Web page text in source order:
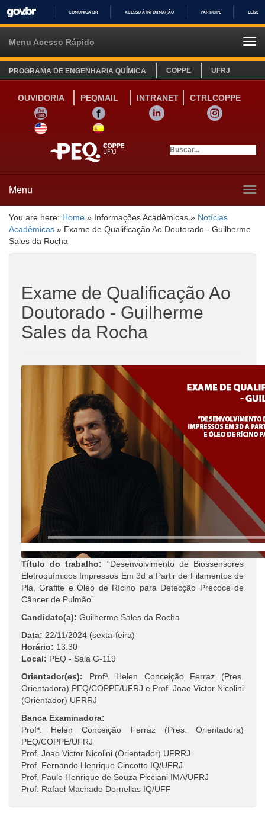
IR
COMUNICA BR ACESSO À INFORMAÇÃO PARTICIPE
Menu Acesso Rápido
PROGRAMA DE ENGENHARIA QUÍMICA COPPE UFRJ
OUVIDORIA PEQMAIL INTRANET
CTRLCOPPE
YOUTUBE
FACEBOOK LINKEDIN
INSTAGRAM
SITE INGLÊS
LINK SITE ESPANHOL
Menu
You are here: Home » Informações Acadêmicas » Notícias
Acadêmicas » Exame de Qualificação Ao Doutorado - Guilherme
Sales da Rocha
Exame de Qualificação Ao
Doutorado - Guilherme
Sales da Rocha
Título do trabalho: “Desenvolvimento de Biossensores
Eletroquímicos Impressos Em 3d a Partir de Filamentos de
Pla, Grafite e Óleo de Rícino para Detecção Precoce de
Câncer de Pulmão”
Candidato(a): Guilherme Sales da Rocha
Data: 22/11/2024 (sexta-feira)
Horário: 13:30
Local: PEQ - Sala G-119
Orientador(es): Profª. Helen Conceição Ferraz (Pres.
Orientadora) PEQ/COPPE/UFRJ e Prof. Joao Victor Nicolini
(Orientador) UFRRJ
Banca Examinadora:
Profª. Helen Conceição Ferraz (Pres. Orientadora)
PEQ/COPPE/UFRJ
Prof. Joao Victor Nicolini (Orientador) UFRRJ
Prof. Fernando Henrique Cincotto IQ/UFRJ
Prof. Paulo Henrique de Souza Picciani IMA/UFRJ
Prof. Rafael Machado Dornellas IQ/UFF